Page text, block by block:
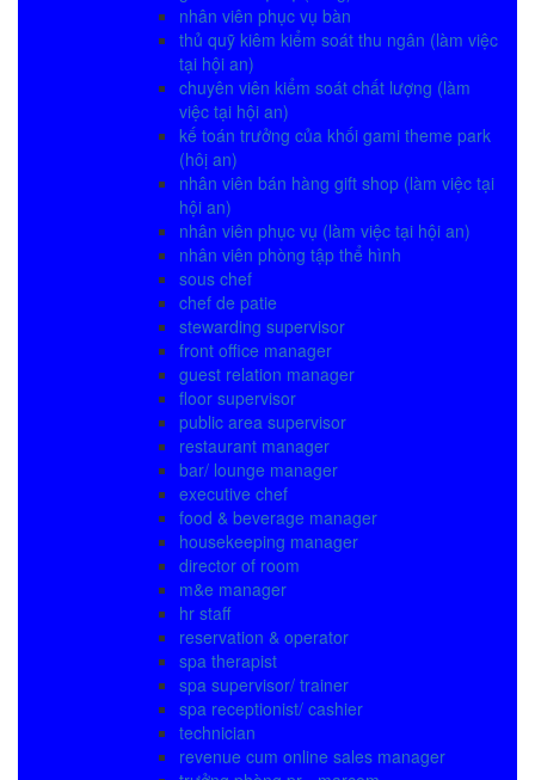
nhân viên phục vụ bàn
thủ quỹ kiêm kiểm soát thu ngân (làm việc
tại hội an)
chuyên viên kiểm soát chất lượng (làm
việc tại hội an)
kế toán trưởng của khối gami theme park
(hôị an)
nhân viên bán hàng gift shop (làm việc tại
hội an)
nhân viên phục vụ (làm việc tại hội an)
nhân viên phòng tập thể hình
sous chef
chef de patie
stewarding supervisor
front office manager
guest relation manager
floor supervisor
public area supervisor
restaurant manager
bar/ lounge manager
executive chef
food & beverage manager
housekeeping manager
director of room
m&e manager
hr staff
reservation & operator
spa therapist
spa supervisor/ trainer
spa receptionist/ cashier
technician
revenue cum online sales manager